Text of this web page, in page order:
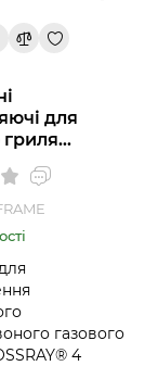
для
гриля
2
газового
4